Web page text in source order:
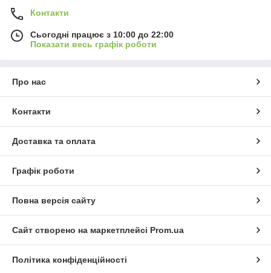
Контакти
Сьогодні працює з 10:00 до 22:00
Показати весь графік роботи
Про нас
Контакти
Доставка та оплата
Графік роботи
Повна версія сайту
Сайт створено на маркетплейсі Prom.ua
Політика конфіденційності